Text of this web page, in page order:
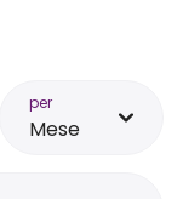
per
Mese